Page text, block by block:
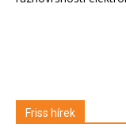
Friss hírek